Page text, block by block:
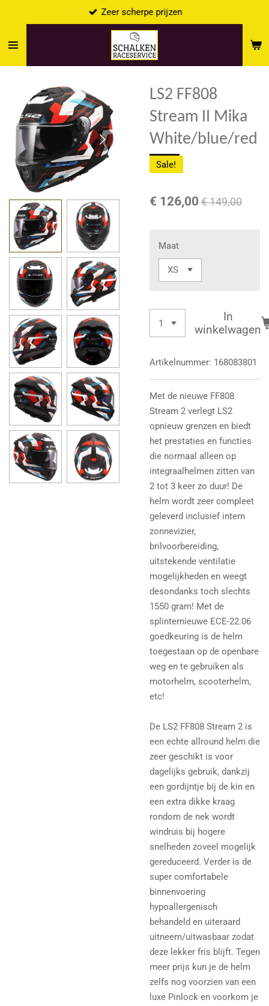
naar
Zeer scherpe prijzen
LS2 FF808
Stream II Mika
White/blue/red
Sale!
€ 126,00 € 149,00
Maat
In
winkelwagen
Artikelnummer: 168083801
Met de nieuwe FF808
Stream 2 verlegt LS2
opnieuw grenzen en biedt
het prestaties en functies
die normaal alleen op
integraalhelmen zitten van
2 tot 3 keer zo duur! De
helm wordt zeer compleet
geleverd inclusief intern
zonnevizier,
brilvoorbereiding,
uitstekende ventilatie
mogelijkheden en weegt
desondanks toch slechts
1550 gram! Met de
splinternieuwe ECE-22.06
goedkeuring is de helm
toegestaan op de openbare
weg en te gebruiken als
motorhelm, scooterhelm,
etc!
De LS2 FF808 Stream 2 is
een echte allround helm die
zeer geschikt is voor
dagelijks gebruik, dankzij
een gordijntje bij de kin en
een extra dikke kraag
rondom de nek wordt
windruis bij hogere
snelheden zoveel mogelijk
gereduceerd. Verder is de
super comfortabele
binnenvoering
hypoallergenisch
behandeld en uiteraard
uitneem/uitwasbaar zodat
deze lekker fris blijft. Tegen
meer prijs kun je de helm
zelfs nog voorzien van een
luxe Pinlock en voorkom je